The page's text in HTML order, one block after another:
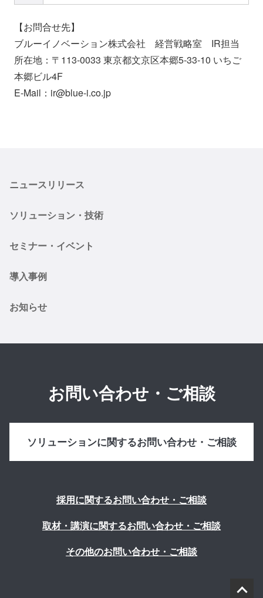
【お問合せ先】
ブルーイノベーション株式会社 経営戦略室 IR担当
所在地：〒113-0033 東京都文京区本郷5-33-10 いちご
本郷ビル4F
E-Mail：ir@blue-i.co.jp
ニュースリリース
ソリューション・技術
セミナー・イベント
導入事例
お知らせ
お問い合わせ・ご相談
ソリューションに関するお問い合わせ・ご相談
採用に関するお問い合わせ・ご相談
取材・講演に関するお問い合わせ・ご相談
その他のお問い合わせ・ご相談